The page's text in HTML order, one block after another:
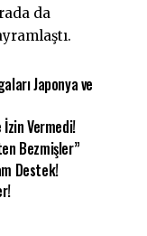
da
Japonya ve
İzin Vermedi!
Bezmişler”
Destek!